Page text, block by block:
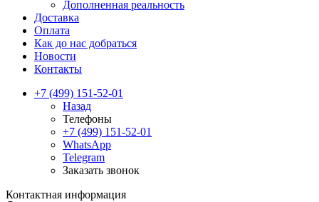
Дополненная реальность
Доставка
Оплата
Как до нас добраться
Новости
Контакты
+7 (499) 151-52-01
Назад
Телефоны
+7 (499) 151-52-01
WhatsApp
Telegram
Заказать звонок
Контактная информация